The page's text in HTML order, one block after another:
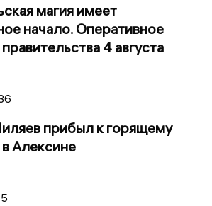
магия имеет
начало. Оперативное
4 августа
прибыл к горящему
Алексине